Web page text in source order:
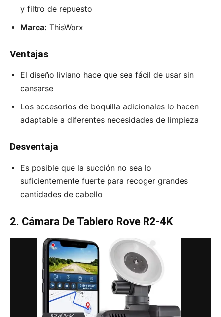
y filtro de repuesto
Marca: ThisWorx
Ventajas
El diseño liviano hace que sea fácil de usar sin
cansarse
Los accesorios de boquilla adicionales lo hacen
adaptable a diferentes necesidades de limpieza
Desventaja
Es posible que la succión no sea lo
suficientemente fuerte para recoger grandes
cantidades de cabello
2. Cámara De Tablero Rove R2-4K